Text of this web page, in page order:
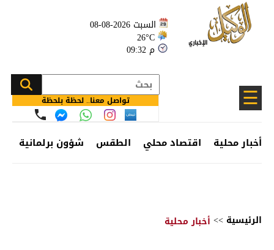
السبت 2026-08-08
26°C
09:32 م
☰ تواصل معنا.. لحظة بلحظة
أخبار محلية اقتصاد محلي الطقس شؤون برلمانية
الرئيسية >> أخبار محلية